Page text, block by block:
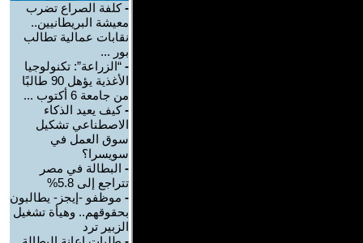
-كلفة الصراع تضرب
معيشة البريطانيين..
نقابات عمالية تطالب
بور ...
- “الزراعة”: تكنولوجيا
الأغذية يؤهل 90 طالبًا
من جامعة 6 أكتوب ...
-كيف يعيد الذكاء
الاصطناعي تشكيل
سوق العمل في
سويسرا؟
- البطالة في مصر
تتراجع إلى 5.8%
- موظفو -إيجز- يطالبون
بحقوقهم.. وهيأة تشغيل
الزبير ترد